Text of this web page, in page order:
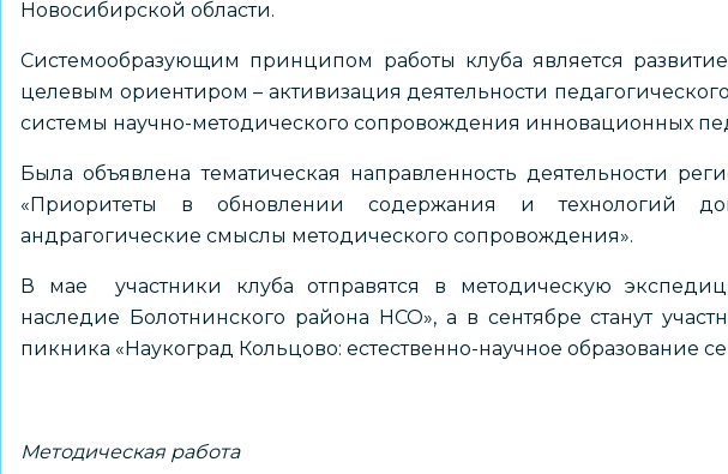
Новосибирской области.
Системообразующим принципом работы клуба является развитие
целевым ориентиром – активизация деятельности
системы научно-методического сопровождения инновационных
Была объявлена тематическая направленность деятельности
«Приоритеты в обновлении содержания и технологий
андрагогические смыслы методического сопровождения».
В мае участники клуба отправятся в методическую
наследие Болотнинского района НСО», а в сентябре станут
пикника «Наукоград Кольцово: естественно-научное образование
Методическая работа